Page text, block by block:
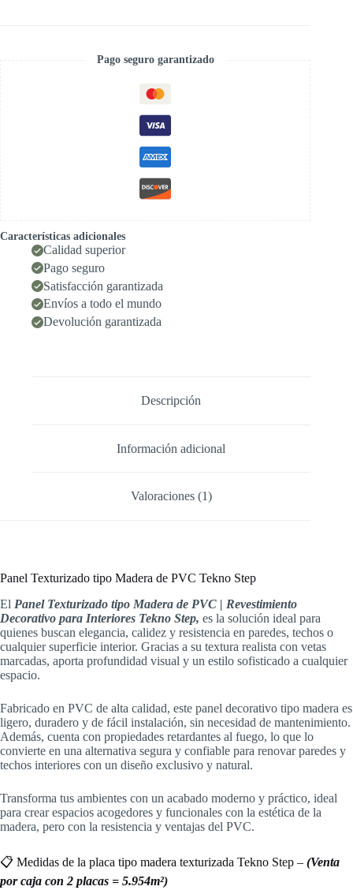
Pago seguro garantizado
Características adicionales
Calidad superior
Pago seguro
Satisfacción garantizada
Envíos a todo el mundo
Devolución garantizada
Descripción
Información adicional
Valoraciones (1)
Panel Texturizado tipo Madera de PVC Tekno Step
El Panel Texturizado tipo Madera de PVC | Revestimiento
Decorativo para Interiores Tekno Step, es la solución ideal para
quienes buscan elegancia, calidez y resistencia en paredes, techos o
cualquier superficie interior. Gracias a su textura realista con vetas
marcadas, aporta profundidad visual y un estilo sofisticado a cualquier
espacio.
Fabricado en PVC de alta calidad, este panel decorativo tipo madera es
ligero, duradero y de fácil instalación, sin necesidad de mantenimiento.
Además, cuenta con propiedades retardantes al fuego, lo que lo
convierte en una alternativa segura y confiable para renovar paredes y
techos interiores con un diseño exclusivo y natural.
Transforma tus ambientes con un acabado moderno y práctico, ideal
para crear espacios acogedores y funcionales con la estética de la
madera, pero con la resistencia y ventajas del PVC.
📋 Medidas de la placa tipo madera texturizada Tekno Step – (Venta
por caja con 2 placas = 5.954m²)